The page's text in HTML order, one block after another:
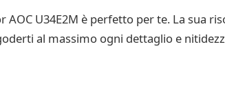
U34E2M è perfetto per te. La sua
al massimo ogni dettaglio e